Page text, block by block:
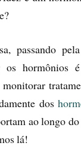
passando
os hormônios é
dos
ao longo
lá!